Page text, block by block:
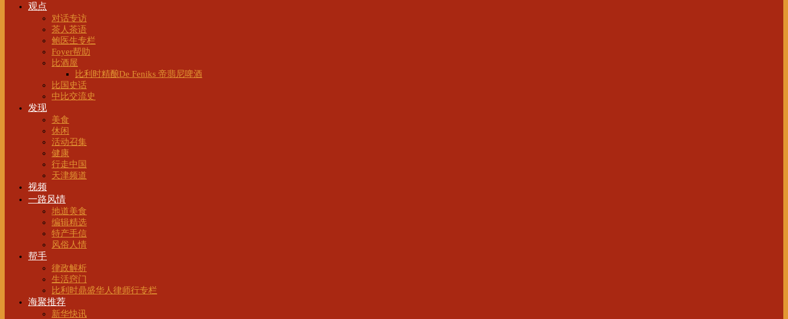
观点
对话专访
茶人茶语
鲍医生专栏
Foyer帮助
比酒屋
比利时精酿De Feniks 帝翡尼啤酒
比国史话
中比交流史
发现
美食
休闲
活动召集
健康
行走中国
天津频道
视频
一路风情
地道美食
编辑精选
特产手信
风俗人情
帮手
律政解析
生活窍门
比利时鼎盛华人律师行专栏
海聚推荐
新华快讯